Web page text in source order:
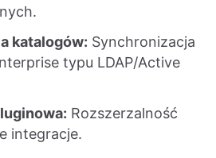
katalogów: Synchronizacja
typu LDAP/Active
Rozszerzalność
integracje.